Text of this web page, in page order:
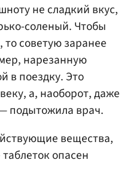
не сладкий вкус,
соленый. Чтобы
советую заранее
нарезанную
в поездку. Это
а, наоборот, даже
подытожила врач.
вещества,
опасен